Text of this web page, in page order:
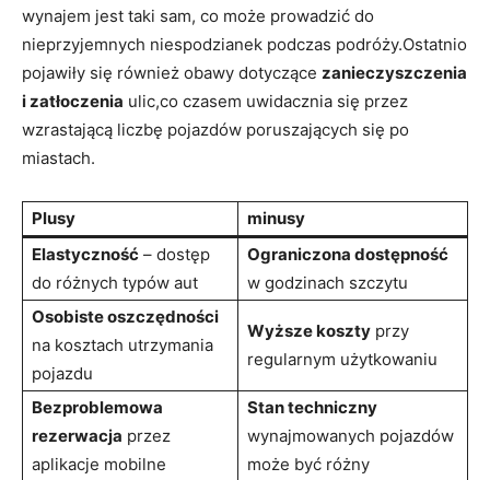
wynajem jest taki sam, co może prowadzić do
nieprzyjemnych niespodzianek podczas podróży.Ostatnio
pojawiły się również obawy dotyczące zanieczyszczenia
i zatłoczenia ulic,co czasem uwidacznia się przez
wzrastającą liczbę pojazdów poruszających się po
miastach.
Plusy
minusy
Elastyczność – dostęp
do różnych typów aut
Ograniczona dostępność
w godzinach szczytu
Osobiste oszczędności
na kosztach utrzymania
pojazdu
Wyższe koszty przy
regularnym użytkowaniu
Bezproblemowa
rezerwacja przez
aplikacje mobilne
Stan techniczny
wynajmowanych pojazdów
może być różny